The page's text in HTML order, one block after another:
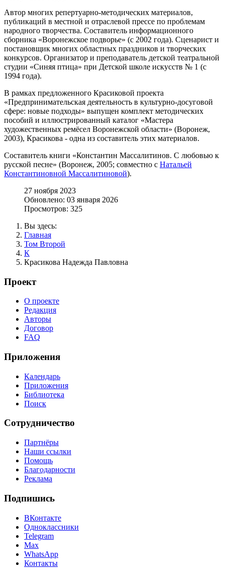
Автор многих репертуарно-методических материалов,
публикаций в местной и отраслевой прессе по проблемам
народного творчества. Составитель информационного
сборника «Воронежское подворье» (с 2002 года). Сценарист и
постановщик многих областных праздников и творческих
конкурсов. Организатор и преподаватель детской театральной
студии «Синяя птица» при Детской школе искусств № 1 (с
1994 года).
В рамках предложенного Красиковой проекта
«Предпринимательская деятельность в культурно-досуговой
сфере: новые подходы» выпущен комплект методических
пособий и иллюстрированный каталог «Мастера
художественных ремёсел Воронежской области» (Воронеж,
2003), Красикова - одна из составитель этих материалов.
Составитель книги «Константин Массалитинов. С любовью к
русской песне» (Воронеж, 2005; совместно с Натальей
Константиновной Массалитиновой).
27 ноября 2023
Обновлено: 03 января 2026
Просмотров: 325
Вы здесь:
Главная
Том Второй
К
Красикова Надежда Павловна
Проект
О проекте
Редакция
Авторы
Договор
FAQ
Приложения
Календарь
Приложения
Библиотека
Поиск
Сотрудничество
Партнёры
Наши ссылки
Помощь
Благодарности
Реклама
Подпишись
ВКонтакте
Одноклассники
Telegram
Max
WhatsApp
Контакты